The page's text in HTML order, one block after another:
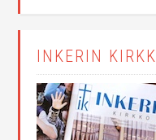
INKERIN